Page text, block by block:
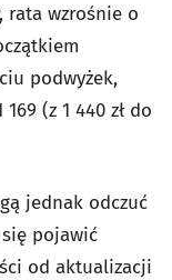
rata wzrośnie o
podwyżek,
(z 1 440 zł do
jednak odczuć
pojawić
od aktualizacji